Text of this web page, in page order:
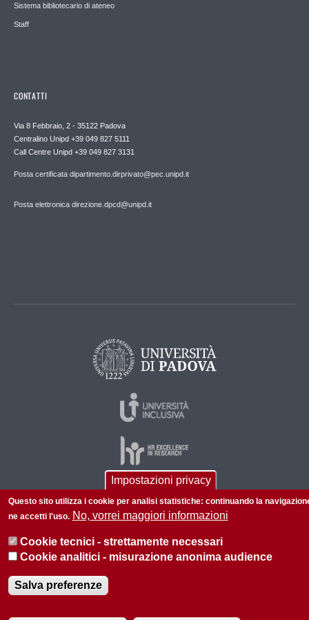
Sistema bibliotecario di ateneo
Staff
CONTATTI
Via 8 Febbraio, 2 - 35122 Padova
Centralino Unipd +39 049 827 5111
Call Centre Unipd +39 049 827 3131
Posta certificata dipartimento.dirprivato@pec.unipd.it
Posta elettronica direzione.dpcd@unipd.it
© 2026 Università di Padova - Tutti i diritti riservati
Informazioni sul sito Privacy
Impostazioni privacy
Questo sito utilizza i cookie per analisi statistiche: continuando la
ne accetti l'uso. No, vorrei maggiori informazioni
Cookie tecnici - strettamente necessari
Cookie analitici - misurazione anonima audience
Salva preferenze